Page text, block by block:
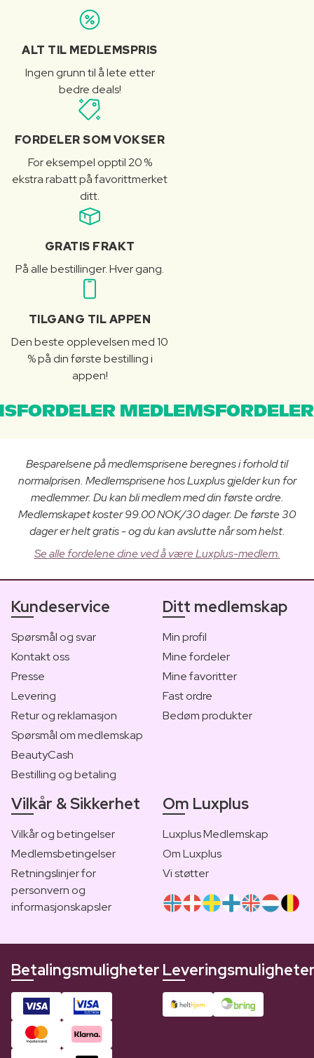
ALT TIL MEDLEMSPRIS
Ingen grunn til å lete etter
bedre deals!
FORDELER SOM VOKSER
For eksempel opptil 20 %
ekstra rabatt på favorittmerket
ditt.
GRATIS FRAKT
På alle bestillinger. Hver gang.
TILGANG TIL APPEN
Den beste opplevelsen med 10
% på din første bestilling i
appen!
Besparelsene på medlemsprisene beregnes i forhold til
normalprisen. Medlemsprisene hos Luxplus gjelder kun for
medlemmer. Du kan bli medlem med din første ordre.
Medlemskapet koster 99.00 NOK/30 dager. De første 30
dager er helt gratis - og du kan avslutte når som helst.
Se alle fordelene dine ved å være Luxplus-medlem.
Kundeservice
Spørsmål og svar
Kontakt oss
Presse
Levering
Retur og reklamasjon
Spørsmål om medlemskap
BeautyCash
Bestilling og betaling
Ditt medlemskap
Min profil
Mine fordeler
Mine favoritter
Fast ordre
Bedøm produkter
Vilkår & Sikkerhet
Vilkår og betingelser
Medlemsbetingelser
Retningslinjer for
personvern og
informasjonskapsler
Om Luxplus
Luxplus Medlemskap
Om Luxplus
Vi støtter
Betalingsmuligheter